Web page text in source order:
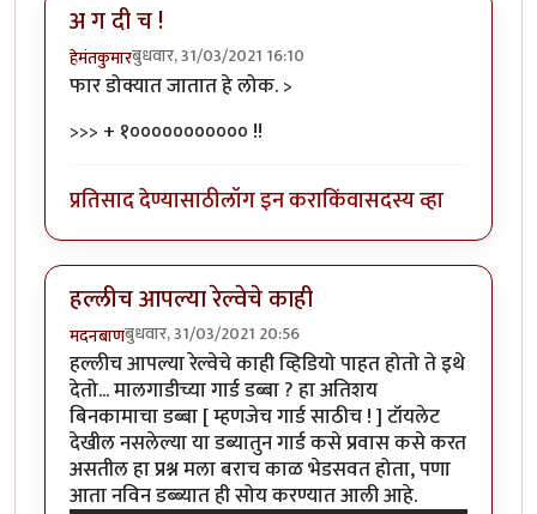
अ ग दी च !
हेमंतकुमारबुधवार, 31/03/2021 16:10
फार डोक्यात जातात हे लोक. >
>>> + १००००००००००० !!
प्रतिसाद देण्यासाठीलॉग इन कराकिंवासदस्य व्हा
हल्लीच आपल्या रेल्वेचे काही
मदनबाणबुधवार, 31/03/2021 20:56
हल्लीच आपल्या रेल्वेचे काही व्हिडियो पाहत होतो ते इथे
देतो... मालगाडीच्या गार्ड डब्बा ? हा अतिशय
बिनकामाचा डब्बा [ म्हणजेच गार्ड साठीच ! ] टॉयलेट
देखील नसलेल्या या डब्यातुन गार्ड कसे प्रवास कसे करत
असतील हा प्रश्न मला बराच काळ भेडसवत होता, पणा
आता नविन डब्ब्यात ही सोय करण्यात आली आहे.